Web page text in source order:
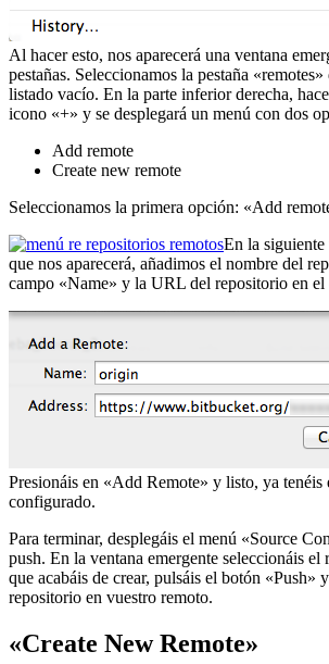
Al hacer esto, nos aparecerá una ventana
pestañas. Seleccionamos la pestaña
listado vacío. En la parte inferior derecha,
icono «+» y se desplegará un menú con dos
Add remote
Create new remote
Seleccionamos la primera opción: «Add
En la siguiente
que nos aparecerá, añadimos el nombre del
campo «Name» y la URL del repositorio en el
Presionáis en «Add Remote» y listo, ya
configurado.
Para terminar, desplegáis el menú «Source
push. En la ventana emergente seleccionáis el
que acabáis de crear, pulsáis el botón «Push»
repositorio en vuestro remoto.
«Create New Remote»